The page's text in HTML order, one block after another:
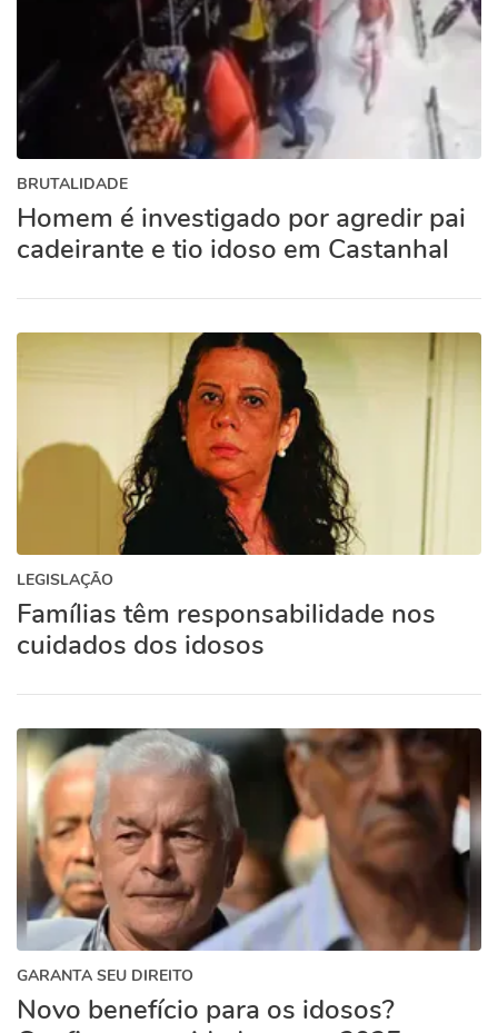
BRUTALIDADE
Homem é investigado por agredir pai
cadeirante e tio idoso em Castanhal
LEGISLAÇÃO
Famílias têm responsabilidade nos
cuidados dos idosos
GARANTA SEU DIREITO
Novo benefício para os idosos?